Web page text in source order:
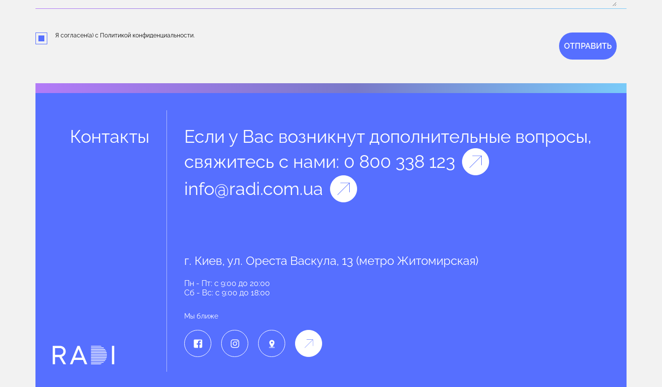
Я согласен(а) с Политикой конфиденциальности.
ОТПРАВИТЬ
Контакты
Если у Вас возникнут дополнительные вопросы,
свяжитесь с нами: 0 800 338 123
info@radi.com.ua
г. Киев, ул. Ореста Васкула, 13 (метро Житомирская)
Пн - Пт: c 9:00 до 20:00
Сб - Вс: c 9:00 до 18:00
Мы ближе